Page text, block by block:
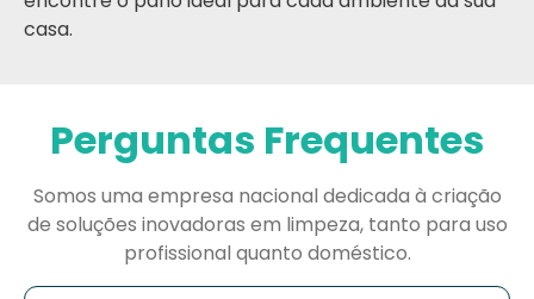
casa.
Perguntas Frequentes
Somos uma empresa nacional dedicada à criação
de soluções inovadoras em limpeza, tanto para uso
profissional quanto doméstico.